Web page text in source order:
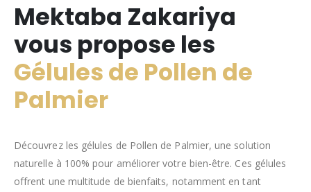
Mektaba Zakariya
vous propose les
Gélules de Pollen de
Palmier
Découvrez les gélules de Pollen de Palmier, une solution
naturelle à 100% pour améliorer votre bien-être. Ces gélules
offrent une multitude de bienfaits, notamment en tant